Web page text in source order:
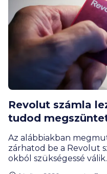
Revolut számla
tudod
Az alábbiakban
zárhatod be a Revolut
okból szükségessé